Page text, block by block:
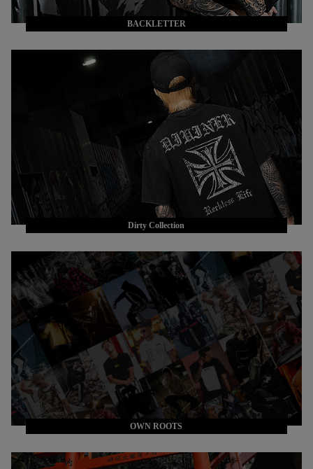
BACKLETTER
Dirty Collection
OWN ROOTS